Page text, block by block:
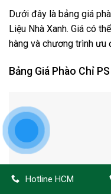
Dưới đây là bảng giá
Liệu Nhà Xanh. Giá có
hàng và chương trình ưu
Bảng Giá Phào Chỉ
Hotline HCM